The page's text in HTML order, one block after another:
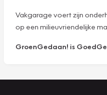
Vakgarage voert zijn
op een milieuvriendelijke
GroenGedaan! is